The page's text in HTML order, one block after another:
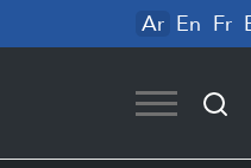
Ar En Fr